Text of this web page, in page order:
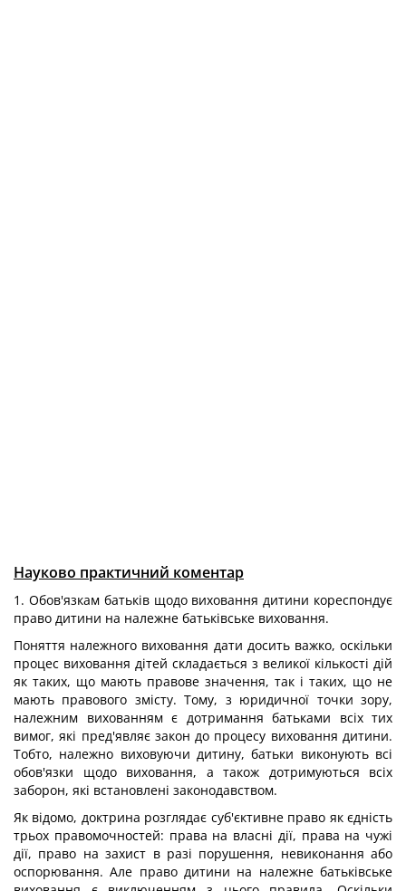
Науково практичний коментар
1. Обов'язкам батьків щодо виховання дитини кореспондує
право дитини на належне батьківське виховання.
Поняття належного виховання дати досить важко, оскільки
процес виховання дітей складається з великої кількості дій
як таких, що мають правове значення, так і таких, що не
мають правового змісту. Тому, з юридичної точки зору,
належним вихованням є дотримання батьками всіх тих
вимог, які пред'являє закон до процесу виховання дитини.
Тобто, належно виховуючи дитину, батьки виконують всі
обов'язки щодо виховання, а також дотримуються всіх
заборон, які встановлені законодавством.
Як відомо, доктрина розглядає суб'єктивне право як єдність
трьох правомочностей: права на власні дії, права на чужі
дії, право на захист в разі порушення, невиконання або
оспорювання. Але право дитини на належне батьківське